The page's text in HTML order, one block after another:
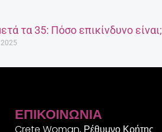
τα 35: Πόσο επικίνδυνο είναι;
ΕΠΙΚΟΙΝΩΝΊΑ